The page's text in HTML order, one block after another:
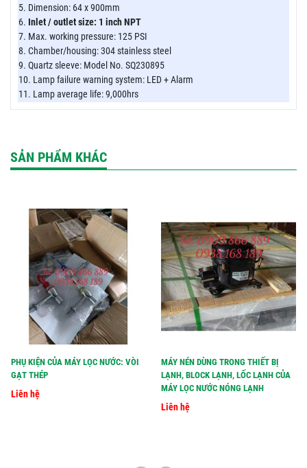
5. Dimension: 64 x 900mm
6. Inlet / outlet size: 1 inch NPT
7. Max. working pressure: 125 PSI
8. Chamber/housing: 304 stainless steel
9. Quartz sleeve: Model No. SQ230895
10. Lamp failure warning system: LED + Alarm
11. Lamp average life: 9,000hrs
SẢN PHẨM KHÁC
PHỤ KIỆN CỦA MÁY LỌC NƯỚC: VÒI
GẠT THÉP
Liên hệ
MÁY NÉN DÙNG TRONG THIẾT BỊ
LẠNH, BLOCK LẠNH, LỐC LẠNH CỦA
MÁY LỌC NƯỚC NÓNG LẠNH
Liên hệ